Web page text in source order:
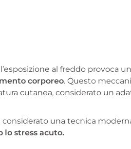
al freddo provoca
corporeo. Questo
cutanea, considerato un
una tecnica
lo stress acuto.